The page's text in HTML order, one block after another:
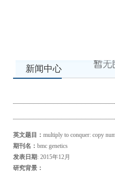
新闻中心
英文题目： multiply to conquer: copy
期刊名： bmc genetics
发表日期: 2015年12月
研究背景：